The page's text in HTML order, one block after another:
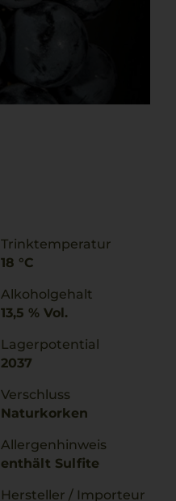
Trinktemperatur
18 °C
Alkoholgehalt
13,5 % Vol.
Lagerpotential
2037
Verschluss
Naturkorken
Allergenhinweis
enthält Sulfite
Hersteller / Importeur